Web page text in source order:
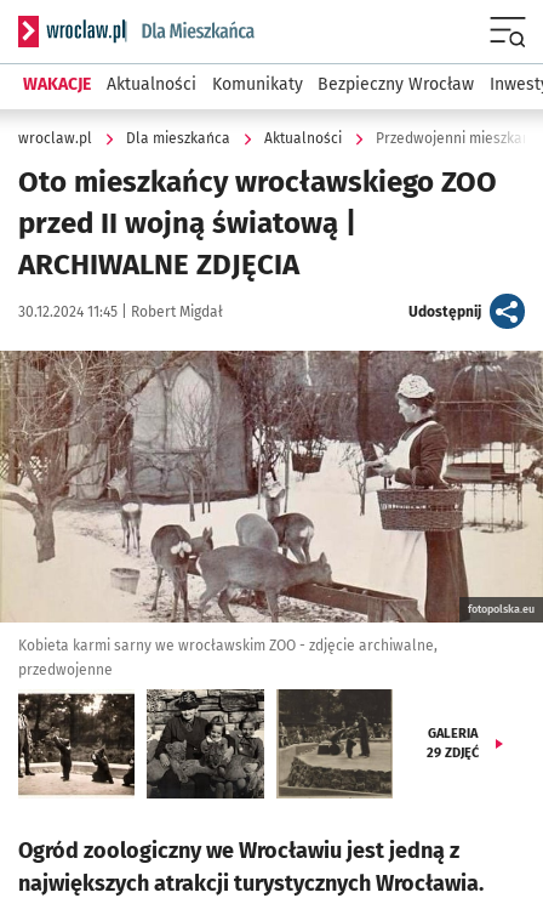
Serwis informacyjny wroclaw.pl podserwis: Dla mieszkańca
WAKACJE Aktualności Komunikaty Bezpieczny Wrocław
wroclaw.pl Dla mieszkańca Aktualności Przedwojenni
Oto mieszkańcy wrocławskiego ZOO
przed II wojną światową |
ARCHIWALNE ZDJĘCIA
Data publikacji:
30.12.2024 11:45 | Autor:
Robert Migdał Udostępnijartykuł
Kliknij, aby zobaczyć galerię
fotopolska.eu
Kobieta karmi sarny we wrocławskim ZOO - zdjęcie archiwalne,
przedwojenne
GALERIA
29 ZDJĘĆ
Ogród zoologiczny we Wrocławiu jest jedną z
największych atrakcji turystycznych Wrocławia.